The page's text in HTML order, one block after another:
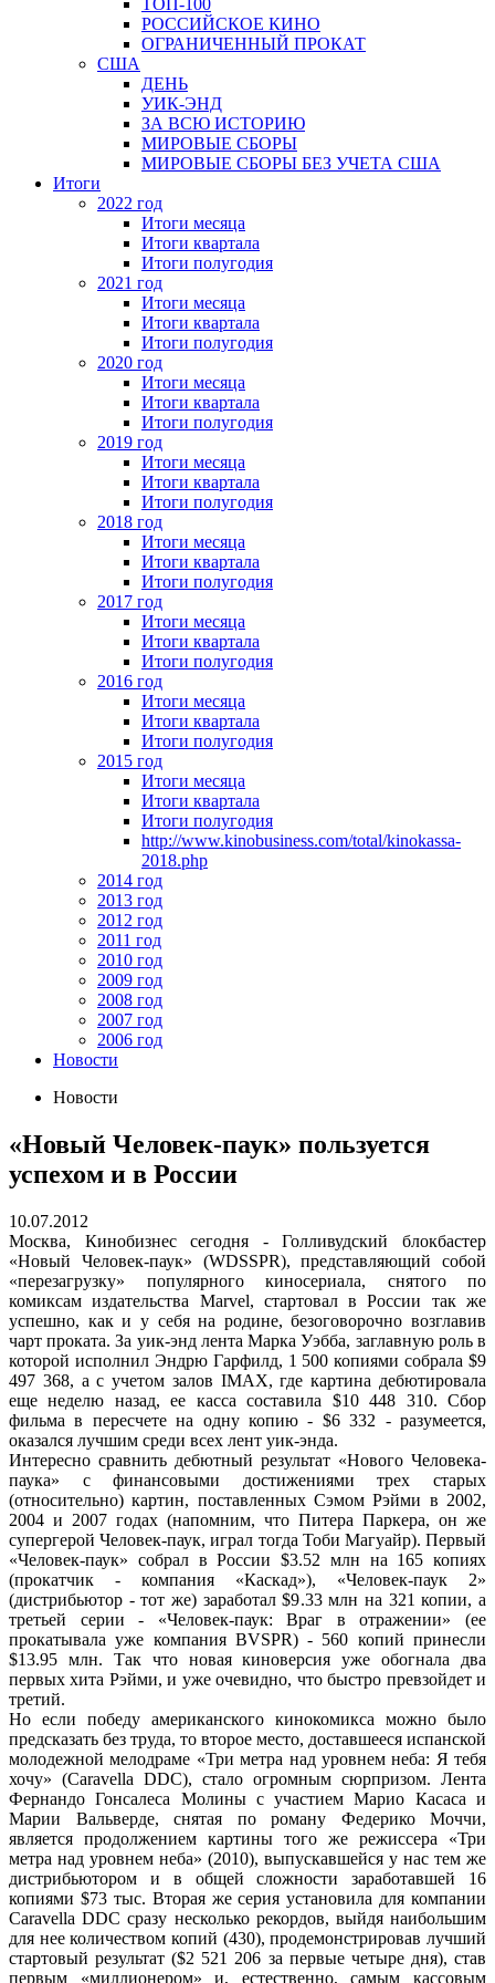
ТОП-100
РОССИЙСКОЕ КИНО
ОГРАНИЧЕННЫЙ ПРОКАТ
США
ДЕНЬ
УИК-ЭНД
ЗА ВСЮ ИСТОРИЮ
МИРОВЫЕ СБОРЫ
МИРОВЫЕ СБОРЫ БЕЗ УЧЕТА США
Итоги
2022 год
Итоги месяца
Итоги квартала
Итоги полугодия
2021 год
Итоги месяца
Итоги квартала
Итоги полугодия
2020 год
Итоги месяца
Итоги квартала
Итоги полугодия
2019 год
Итоги месяца
Итоги квартала
Итоги полугодия
2018 год
Итоги месяца
Итоги квартала
Итоги полугодия
2017 год
Итоги месяца
Итоги квартала
Итоги полугодия
2016 год
Итоги месяца
Итоги квартала
Итоги полугодия
2015 год
Итоги месяца
Итоги квартала
Итоги полугодия
http://www.kinobusiness.com/total/kinokassa-
2018.php
2014 год
2013 год
2012 год
2011 год
2010 год
2009 год
2008 год
2007 год
2006 год
Новости
Новости
«Новый Человек-паук» пользуется
успехом и в России
10.07.2012
Москва, Кинобизнес сегодня - Голливудский блокбастер
«Новый Человек-паук» (WDSSPR), представляющий собой
«перезагрузку» популярного киносериала, снятого по
комиксам издательства Marvel, стартовал в России так же
успешно, как и у себя на родине, безоговорочно возглавив
чарт проката. За уик-энд лента Марка Уэбба, заглавную роль в
которой исполнил Эндрю Гарфилд, 1 500 копиями собрала $9
497 368, а с учетом залов IMAX, где картина дебютировала
еще неделю назад, ее касса составила $10 448 310. Сбор
фильма в пересчете на одну копию - $6 332 - разумеется,
оказался лучшим среди всех лент уик-энда.
Интересно сравнить дебютный результат «Нового Человека-
паука» с финансовыми достижениями трех старых
(относительно) картин, поставленных Сэмом Рэйми в 2002,
2004 и 2007 годах (напомним, что Питера Паркера, он же
супергерой Человек-паук, играл тогда Тоби Магуайр). Первый
«Человек-паук» собрал в России $3.52 млн на 165 копиях
(прокатчик - компания «Каскад»), «Человек-паук 2»
(дистрибьютор - тот же) заработал $9.33 млн на 321 копии, а
третьей серии - «Человек-паук: Враг в отражении» (ее
прокатывала уже компания BVSPR) - 560 копий принесли
$13.95 млн. Так что новая киноверсия уже обогнала два
первых хита Рэйми, и уже очевидно, что быстро превзойдет и
третий.
Но если победу американского кинокомикса можно было
предсказать без труда, то второе место, доставшееся испанской
молодежной мелодраме «Три метра над уровнем неба: Я тебя
хочу» (Caravella DDC), стало огромным сюрпризом. Лента
Фернандо Гонсалеса Молины с участием Марио Касаса и
Марии Вальверде, снятая по роману Федерико Моччи,
является продолжением картины того же режиссера «Три
метра над уровнем неба» (2010), выпускавшейся у нас тем же
дистрибьютором и в общей сложности заработавшей 16
копиями $73 тыс. Вторая же серия установила для компании
Caravella DDC сразу несколько рекордов, выйдя наибольшим
для нее количеством копий (430), продемонстрировав лучший
стартовый результат ($2 521 206 за первые четыре дня), став
первым «миллионером» и, естественно, самым кассовым